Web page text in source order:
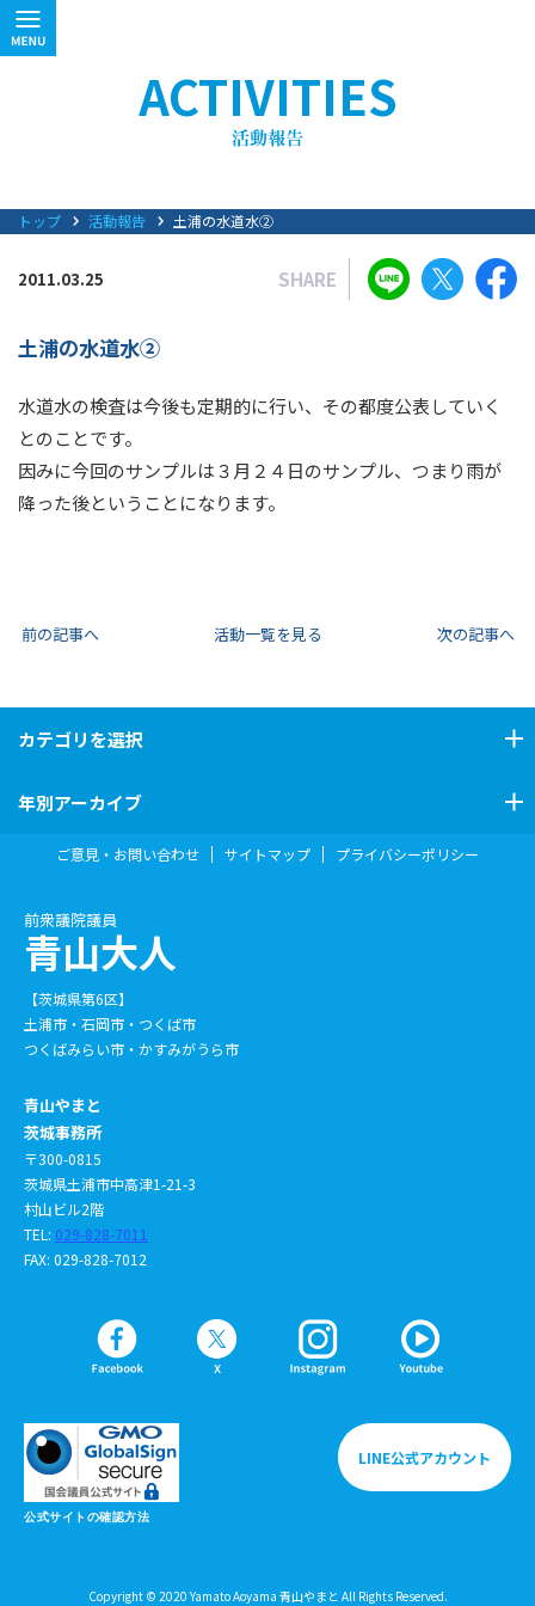
ACTIVITIES
トップ 活動報告 土浦の水道水②
2011.03.25 SHARE
土浦の水道水②
水道水の検査は今後も定期的に行い、その都度公表していく
とのことです。
因みに今回のサンプルは３月２４日のサンプル、つまり雨が
降った後ということになります。
前の記事へ 活動一覧を見る 次の記事へ
カテゴリを選択
年別アーカイブ
前衆議院議員
青山大人
【茨城県第6区】
土浦市・石岡市・つくば市
つくばみらい市・かすみがうら市
青山やまと
茨城事務所
〒300-0815
茨城県土浦市中高津1-21-3
村山ビル2階
TEL: 029-828-7011
FAX: 029-828-7012
公式サイトの確認方法
LINE公式アカウント
ご意見・お問い合わせ サイトマップ プライバシーポリシー
Copyright © 2020 Yamato Aoyama 青山やまと All Rights Reserved.